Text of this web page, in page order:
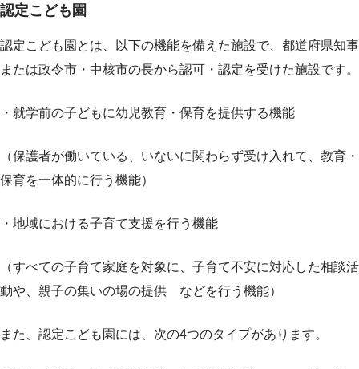
認定こども園
認定こども園とは、以下の機能を備えた施設で、都道府県知事
または政令市・中核市の長から認可・認定を受けた施設です。
・就学前の子どもに幼児教育・保育を提供する機能
（保護者が働いている、いないに関わらず受け入れて、教育・
保育を一体的に行う機能）
・地域における子育て支援を行う機能
（すべての子育て家庭を対象に、子育て不安に対応した相談活
動や、親子の集いの場の提供 などを行う機能）
また、認定こども園には、次の4つのタイプがあります。